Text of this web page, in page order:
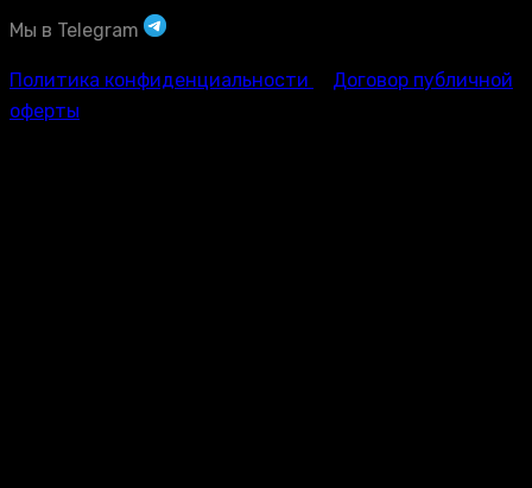
Мы в Telegram
Политика конфиденциальности
Договор публичной
оферты